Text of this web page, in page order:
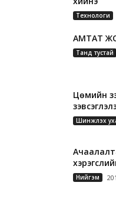
Технологи
АМТАТ
Танд тустай
Цөмийн
Шинжлэх
Нийгэм